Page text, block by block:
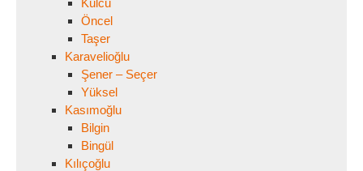
Külcü
Öncel
Taşer
Karavelioğlu
Şener – Seçer
Yüksel
Kasımoğlu
Bilgin
Bingül
Kılıçoğlu